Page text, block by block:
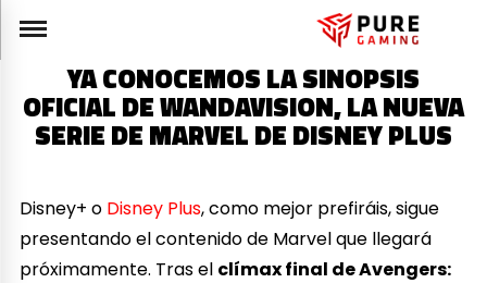
YA CONOCEMOS LA SINOPSIS
OFICIAL DE WANDAVISION, LA NUEVA
SERIE DE MARVEL DE DISNEY PLUS
Disney+ o Disney Plus, como mejor prefiráis, sigue
presentando el contenido de Marvel que llegará
próximamente. Tras el clímax final de Avengers: